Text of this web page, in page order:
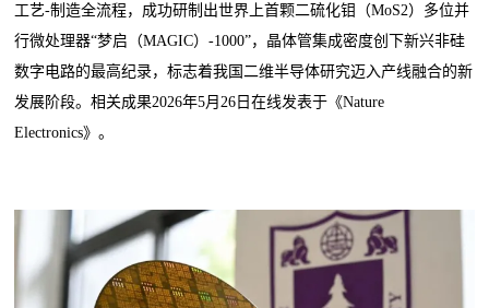
工艺-制造全流程，成功研制出世界上首颗二硫化钼（MoS2）多位并
行微处理器“梦启（MAGIC）-1000”，晶体管集成密度创下新兴非硅
数字电路的最高纪录，标志着我国二维半导体研究迈入产线融合的新
发展阶段。相关成果2026年5月26日在线发表于《Nature
Electronics》。